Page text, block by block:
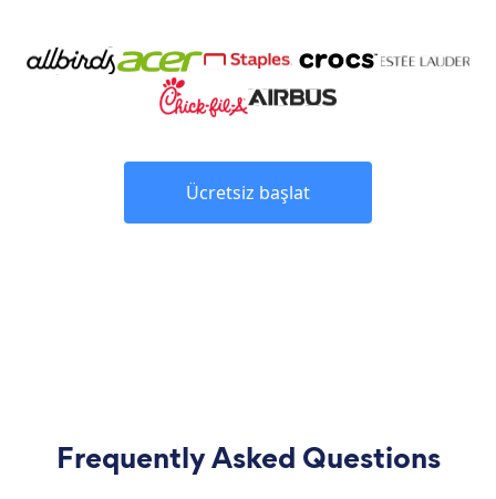
Ücretsiz başlat
Frequently Asked Questions